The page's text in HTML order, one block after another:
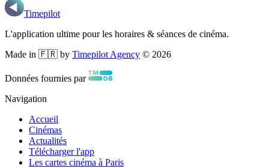
Timepilot
L'application ultime pour les horaires & séances de cinéma.
Made in 🇫🇷 by Timepilot Agency © 2026
Données fournies par
Navigation
Accueil
Cinémas
Actualités
Télécharger l'app
Les cartes cinéma à Paris